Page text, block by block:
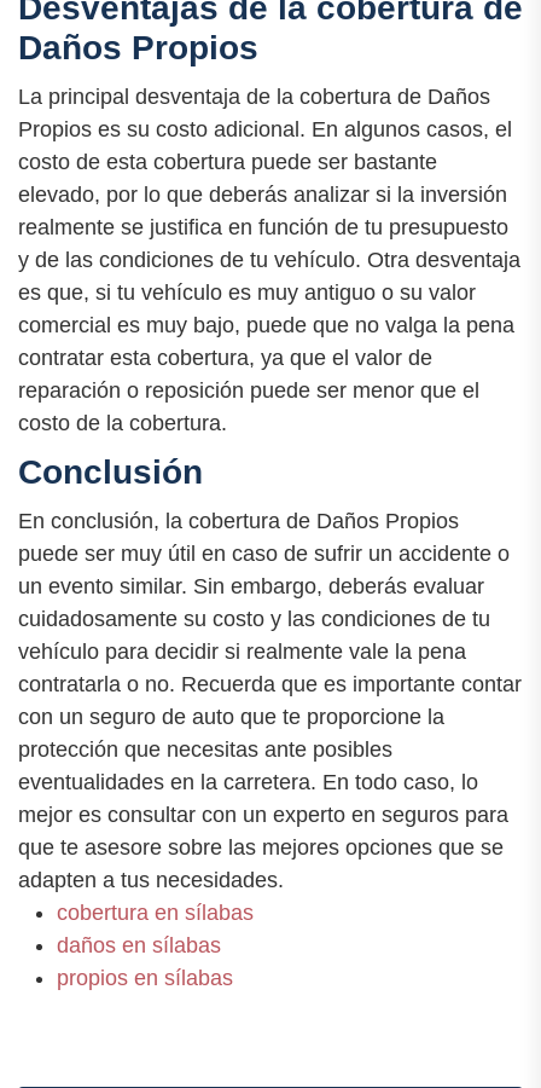
Desventajas de la cobertura de
Daños Propios
La principal desventaja de la cobertura de Daños
Propios es su costo adicional. En algunos casos, el
costo de esta cobertura puede ser bastante
elevado, por lo que deberás analizar si la inversión
realmente se justifica en función de tu presupuesto
y de las condiciones de tu vehículo. Otra desventaja
es que, si tu vehículo es muy antiguo o su valor
comercial es muy bajo, puede que no valga la pena
contratar esta cobertura, ya que el valor de
reparación o reposición puede ser menor que el
costo de la cobertura.
Conclusión
En conclusión, la cobertura de Daños Propios
puede ser muy útil en caso de sufrir un accidente o
un evento similar. Sin embargo, deberás evaluar
cuidadosamente su costo y las condiciones de tu
vehículo para decidir si realmente vale la pena
contratarla o no. Recuerda que es importante contar
con un seguro de auto que te proporcione la
protección que necesitas ante posibles
eventualidades en la carretera. En todo caso, lo
mejor es consultar con un experto en seguros para
que te asesore sobre las mejores opciones que se
adapten a tus necesidades.
cobertura en sílabas
daños en sílabas
propios en sílabas